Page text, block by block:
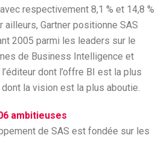
respectivement 8,1 % et 14,8 %
ailleurs, Gartner positionne SAS
2005 parmi les leaders sur le
de Business Intelligence et
dont l’offre BI est la plus
la vision est la plus aboutie.
ambitieuses
de SAS est fondée sur les